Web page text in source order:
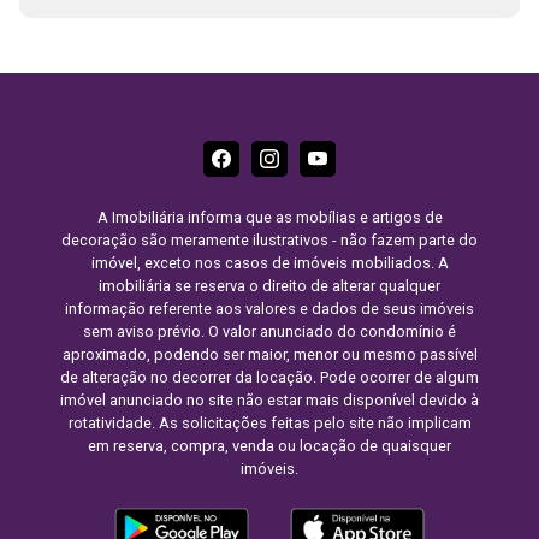
A Imobiliária informa que as mobílias e artigos de
decoração são meramente ilustrativos - não fazem parte do
imóvel, exceto nos casos de imóveis mobiliados. A
imobiliária se reserva o direito de alterar qualquer
informação referente aos valores e dados de seus imóveis
sem aviso prévio. O valor anunciado do condomínio é
aproximado, podendo ser maior, menor ou mesmo passível
de alteração no decorrer da locação. Pode ocorrer de algum
imóvel anunciado no site não estar mais disponível devido à
rotatividade. As solicitações feitas pelo site não implicam
em reserva, compra, venda ou locação de quaisquer
imóveis.